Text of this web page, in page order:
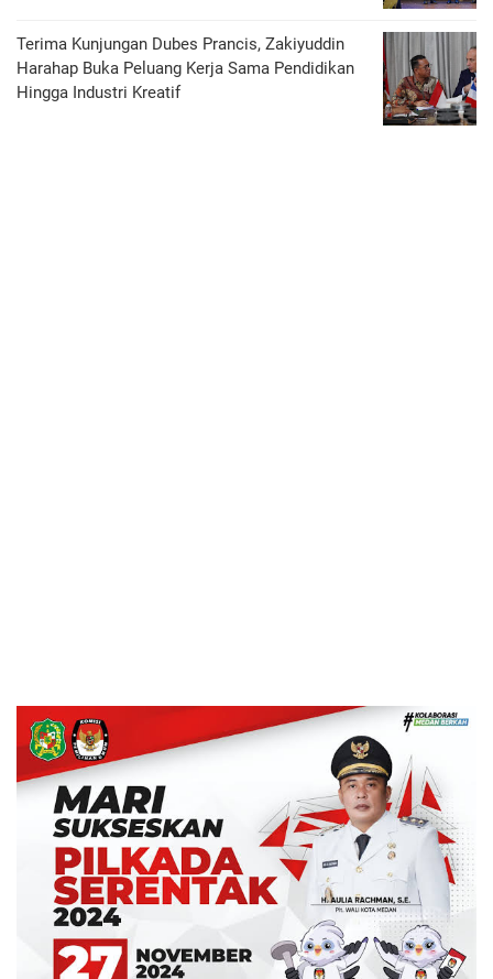
Terima Kunjungan Dubes Prancis, Zakiyuddin
Harahap Buka Peluang Kerja Sama Pendidikan
Hingga Industri Kreatif